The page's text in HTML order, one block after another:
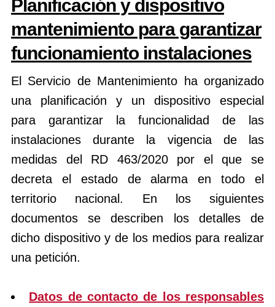
Planificación y dispositivo
mantenimiento para garantizar
funcionamiento instalaciones
El Servicio de Mantenimiento ha organizado
una planificación y un dispositivo especial
para garantizar la funcionalidad de las
instalaciones durante la vigencia de las
medidas del RD 463/2020 por el que se
decreta el estado de alarma en todo el
territorio nacional. En los siguientes
documentos se describen los detalles de
dicho dispositivo y de los medios para realizar
una petición.
Datos de contacto de los responsables